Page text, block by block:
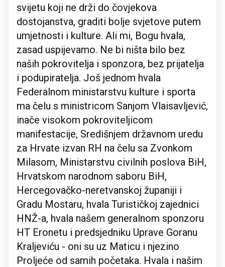
svijetu koji ne drži do čovjekova
dostojanstva, graditi bolje svjetove putem
umjetnosti i kulture. Ali mi, Bogu hvala,
zasad uspijevamo. Ne bi ništa bilo bez
naših pokrovitelja i sponzora, bez prijatelja
i podupiratelja. Još jednom hvala
Federalnom ministarstvu kulture i sporta
ma čelu s ministricom Sanjom Vlaisavljević,
inače visokom pokroviteljicom
manifestacije, Središnjem državnom uredu
za Hrvate izvan RH na čelu sa Zvonkom
Milasom, Ministarstvu civilnih poslova BiH,
Hrvatskom narodnom saboru BiH,
Hercegovačko-neretvanskoj županiji i
Gradu Mostaru, hvala Turističkoj zajednici
HNŽ-a, hvala našem generalnom sponzoru
HT Eronetu i predsjedniku Uprave Goranu
Kraljeviću - oni su uz Maticu i njezino
Proljeće od samih početaka. Hvala i našim